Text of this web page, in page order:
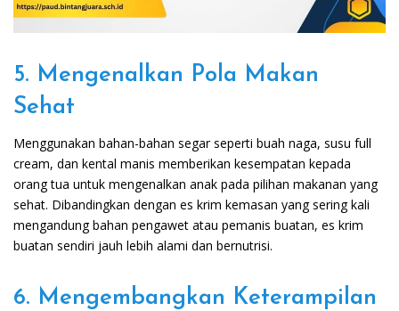
5. Mengenalkan Pola Makan
Sehat
Menggunakan bahan-bahan segar seperti buah naga, susu full
cream, dan kental manis memberikan kesempatan kepada
orang tua untuk mengenalkan anak pada pilihan makanan yang
sehat. Dibandingkan dengan es krim kemasan yang sering kali
mengandung bahan pengawet atau pemanis buatan, es krim
buatan sendiri jauh lebih alami dan bernutrisi.
6. Mengembangkan Keterampilan